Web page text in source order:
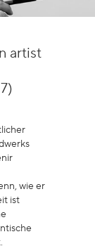
artist
wie er
ist